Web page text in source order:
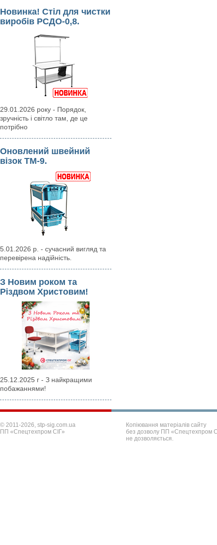
Новинка! Стіл для чистки
виробів РСДО-0,8.
29.01.2026 року - Порядок,
зручність і світло там, де це
потрібно
Оновлений швейний
візок ТМ-9.
5.01.2026 р. - сучасний вигляд та
перевірена надійність.
З Новим роком та
Різдвом Христовим!
25.12.2025 г - З найкращими
побажаннями!
© 2011-2026, stp-sig.com.ua
ПП «Спецтехпром СІГ»
Копіювання матеріалів сайту
без дозволу ПП «Спецтехпром
не дозволяється.